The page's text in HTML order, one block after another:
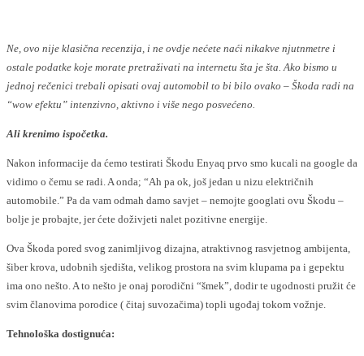
Ne, ovo nije klasična recenzija, i ne ovdje nećete naći nikakve njutnmetre i
ostale podatke koje morate pretraživati na internetu šta je šta. Ako bismo u
jednoj rečenici trebali opisati ovaj automobil to bi bilo ovako – Škoda radi na
“wow efektu” intenzivno, aktivno i više nego posvećeno.
Ali krenimo ispočetka.
Nakon informacije da ćemo testirati Škodu Enyaq prvo smo kucali na google da
vidimo o čemu se radi. A onda; “Ah pa ok, još jedan u nizu električnih
automobile.” Pa da vam odmah damo savjet – nemojte googlati ovu Škodu –
bolje je probajte, jer ćete doživjeti nalet pozitivne energije.
Ova Škoda pored svog zanimljivog dizajna, atraktivnog rasvjetnog ambijenta,
šiber krova, udobnih sjedišta, velikog prostora na svim klupama pa i gepektu
ima ono nešto. A to nešto je onaj porodični “šmek”, dodir te ugodnosti pružit će
svim članovima porodice ( čitaj suvozačima) topli ugođaj tokom vožnje.
Tehnološka dostignuća: